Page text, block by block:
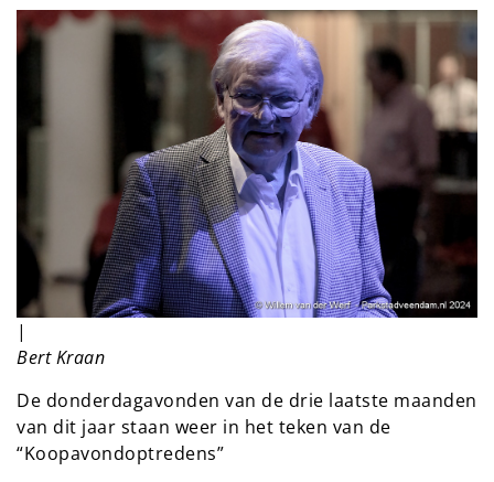
|
Bert Kraan
De donderdagavonden van de drie laatste maanden
van dit jaar staan weer in het teken van de
“Koopavondoptredens”